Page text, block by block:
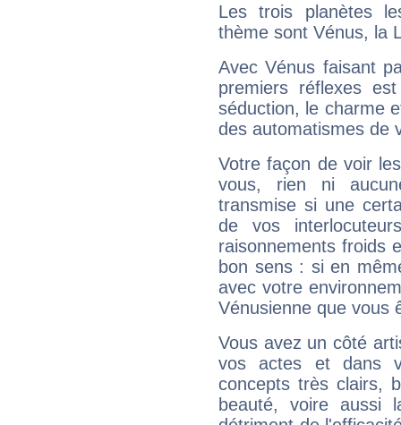
Les trois planètes
thème sont Vénus, la
Avec Vénus faisant
premiers réflexes
séduction, le charme
des automatismes de
Votre façon de voir
vous, rien ni
transmise si une
de vos
raisonnements froids
bon sens : si en
avec votre
Vénusienne que vous
Vous avez un côté
vos actes et dans
concepts très clairs,
beauté, voire aussi